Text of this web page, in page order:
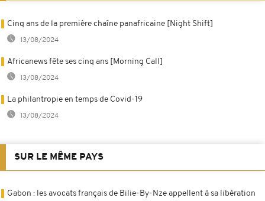
Cinq ans de la première chaîne panafricaine [Night Shift]
13/08/2024
Africanews fête ses cinq ans [Morning Call]
13/08/2024
La philantropie en temps de Covid-19
13/08/2024
SUR LE MÊME PAYS
Gabon : les avocats français de Bilie-By-Nze appellent à sa libération